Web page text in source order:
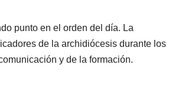
punto en el orden del día. La
de la archidiócesis durante los
y de la formación.